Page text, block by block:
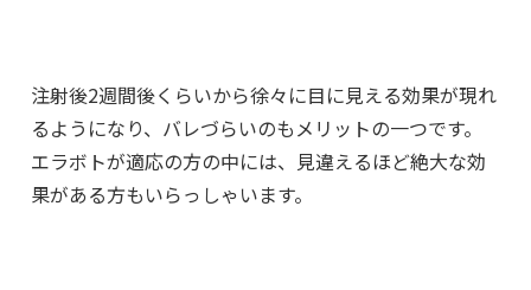
注射後2週間後くらいから徐々に目に見える効果が現れ
るようになり、バレづらいのもメリットの一つです。
エラボトが適応の方の中には、見違えるほど絶大な効
果がある方もいらっしゃいます。